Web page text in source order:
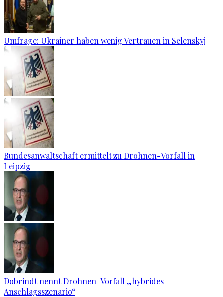
Umfrage: Ukrainer haben wenig Vertrauen in Selenskyj
Bundesanwaltschaft ermittelt zu Drohnen-Vorfall in
Leipzig
Dobrindt nennt Drohnen-Vorfall „hybrides
Anschlagsszenario“